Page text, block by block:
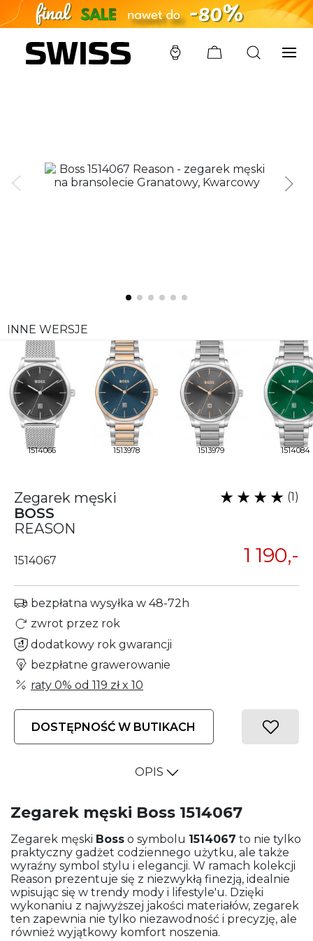
SWISS / ZEGARKI /BOSS 1514067
INNE WERSJE
1514066 1513978 1513979 1514084
Zegarek męski
BOSS
REASON
(1)
1514067 1 190,-
bezpłatna wysyłka w 48-72h
zwrot przez rok
dodatkowy rok gwarancji
bezpłatne grawerowanie
raty 0% od 119 złx 10
DOSTĘPNOŚĆ W BUTIKACH
OPIS
Zegarek męski Boss 1514067
Zegarek męski Boss o symbolu 1514067 to nie tylko
praktyczny gadżet codziennego użytku, ale także
wyraźny symbol stylu i elegancji. W ramach kolekcji
Reason prezentuje się z niezwykłą finezją, idealnie
wpisując się w trendy mody i lifestyle'u. Dzięki
wykonaniu z najwyższej jakości materiałów, zegarek
ten zapewnia nie tylko niezawodność i precyzję, ale
również wyjątkowy komfort noszenia.